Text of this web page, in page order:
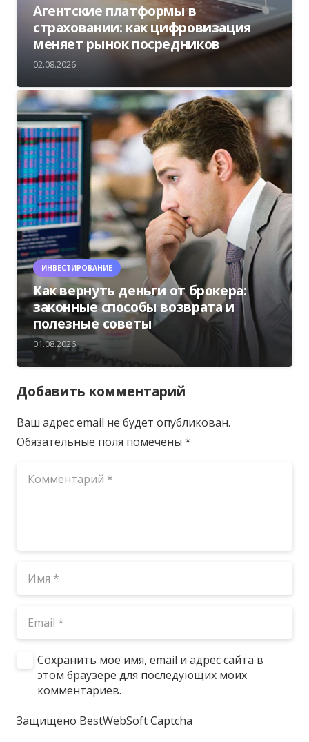
Агентские платформы в
страховании: как цифровизация
меняет рынок посредников
02.08.2026
ИНВЕСТИРОВАНИЕ
Как вернуть деньги от брокера:
законные способы возврата и
полезные советы
01.08.2026
Добавить комментарий
Ваш адрес email не будет опубликован.
Обязательные поля помечены *
Сохранить моё имя, email и адрес сайта в
этом браузере для последующих моих
комментариев.
Защищено BestWebSoft Captcha